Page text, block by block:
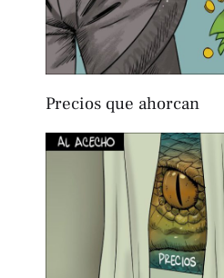
Precios que ahorcan